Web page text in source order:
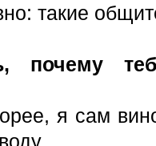
такие
почему
я сам